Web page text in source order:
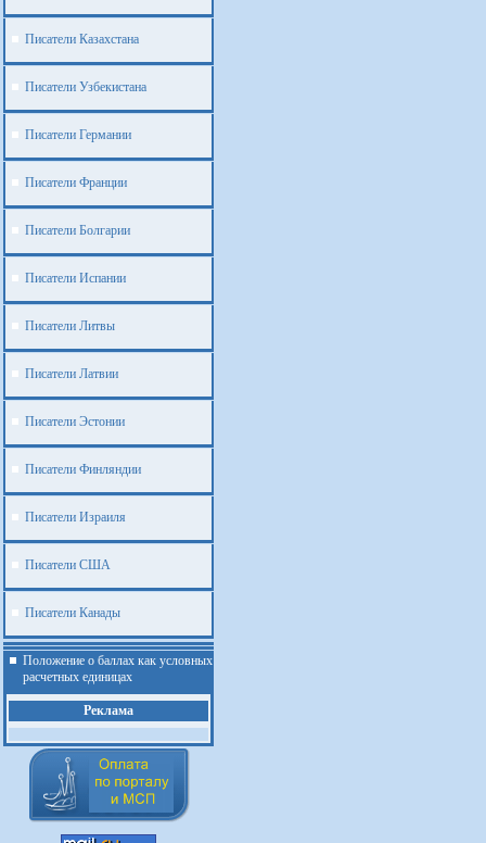
Писатели Казахстана
Писатели Узбекистана
Писатели Германии
Писатели Франции
Писатели Болгарии
Писатели Испании
Писатели Литвы
Писатели Латвии
Писатели Эстонии
Писатели Финляндии
Писатели Израиля
Писатели США
Писатели Канады
Положение о баллах как условных
расчетных единицах
Реклама